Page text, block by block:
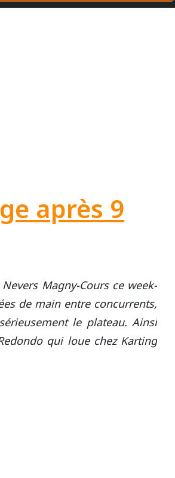
après 9
Magny-Cours ce week-
de main entre concurrents,
le plateau. Ainsi
qui loue chez Karting